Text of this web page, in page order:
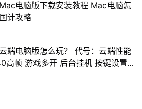
电脑版下载安装教程 Mac电脑怎
计攻略
端电脑版怎么玩？ 代号：云端性能
高帧 游戏多开 后台挂机 按键设置